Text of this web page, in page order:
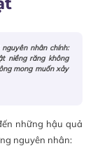
nhân chính:
niềng răng không
mong muốn xảy
những hậu quả
nguyên nhân: